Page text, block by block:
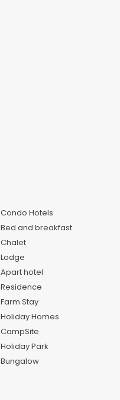
Condo Hotels
Bed and breakfast
Chalet
Lodge
Apart hotel
Residence
Farm Stay
Holiday Homes
CampSite
Holiday Park
Bungalow